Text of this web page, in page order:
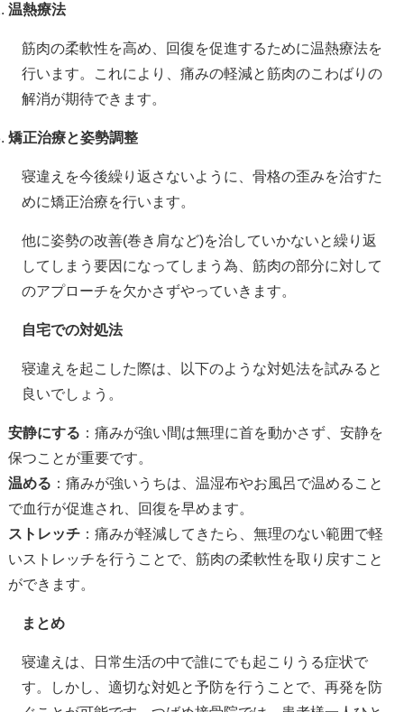
温熱療法
筋肉の柔軟性を高め、回復を促進するために温熱療法を
行います。これにより、痛みの軽減と筋肉のこわばりの
解消が期待できます。
矯正治療と姿勢調整
寝違えを今後繰り返さないように、骨格の歪みを治すた
めに矯正治療を行います。
他に姿勢の改善(巻き肩など)を治していかないと繰り返
してしまう要因になってしまう為、筋肉の部分に対して
のアプローチを欠かさずやっていきます。
自宅での対処法
寝違えを起こした際は、以下のような対処法を試みると
良いでしょう。
安静にする ：痛みが強い間は無理に首を動かさず、安静を
保つことが重要です。
温める ：痛みが強いうちは、温湿布やお風呂で温めること
で血行が促進され、回復を早めます。
ストレッチ：痛みが軽減してきたら、無理のない範囲で軽
いストレッチを行うことで、筋肉の柔軟性を取り戻すこと
ができます。
まとめ
寝違えは、日常生活の中で誰にでも起こりうる症状で
す。しかし、適切な対処と予防を行うことで、再発を防